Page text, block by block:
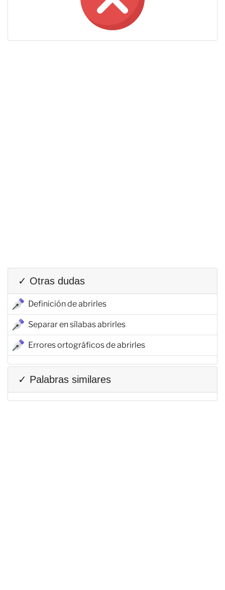
✓ Otras dudas
Definición de abrirles
Separar en sílabas abrirles
Errores ortográficos de abrirles
✓ Palabras similares